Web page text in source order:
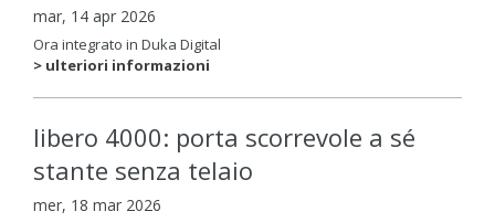
mar, 14 apr 2026
Ora integrato in Duka Digital
> ulteriori informazioni
libero 4000: porta scorrevole a sé
stante senza telaio
mer, 18 mar 2026